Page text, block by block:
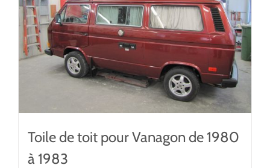
Toile de toit pour Vanagon de 1980
à 1983